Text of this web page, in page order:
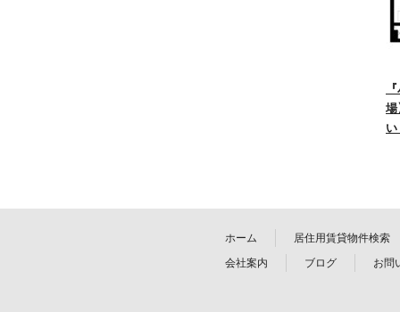
場
い
ホーム
居住用賃貸物件検索
会社案内
ブログ お問